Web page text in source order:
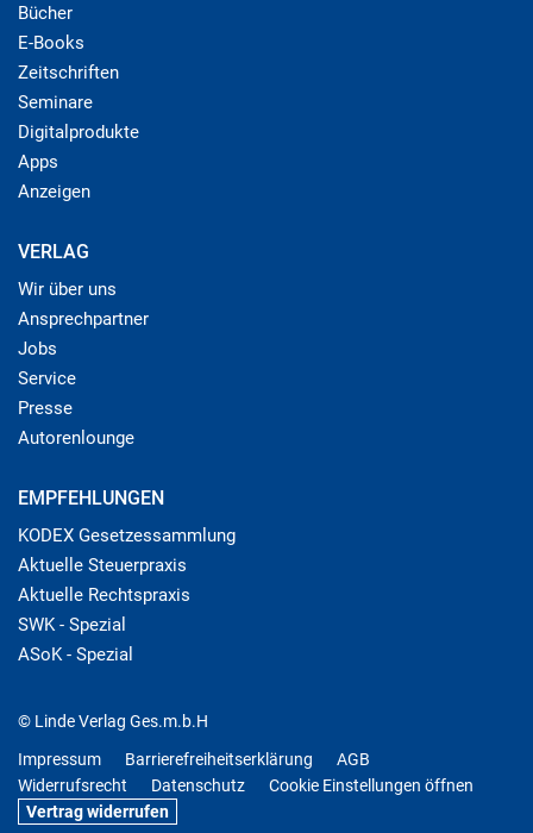
Bücher
E-Books
Zeitschriften
Seminare
Digitalprodukte
Apps
Anzeigen
VERLAG
Wir über uns
Ansprechpartner
Jobs
Service
Presse
Autorenlounge
EMPFEHLUNGEN
KODEX Gesetzessammlung
Aktuelle Steuerpraxis
Aktuelle Rechtspraxis
SWK - Spezial
ASoK - Spezial
© Linde Verlag Ges.m.b.H
Impressum
Barrierefreiheitserklärung
AGB
Widerrufsrecht
Datenschutz
Cookie Einstellungen öffnen
Vertrag widerrufen